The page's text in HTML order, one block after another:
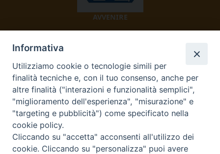
AVVENIRE
TV 2000
Informativa
Utilizziamo cookie o tecnologie simili per
finalità tecniche e, con il tuo consenso, anche per
altre finalità ("interazioni e funzionalità semplici",
"miglioramento dell'esperienza", "misurazione" e
"targeting e pubblicità") come specificato nella
cookie policy.
Cliccando su "accetta" acconsenti all'utilizzo dei
cookie. Cliccando su "personalizza" puoi avere